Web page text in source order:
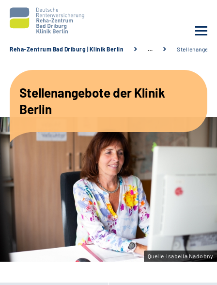
Unsere Angebote
Karriere
Leichte Sprache
Gebärdensprache
Reha-Zentrum Bad Driburg | Klinik Berlin …
Stellenangebote der Klinik
Berlin
Quelle:Isabella Nadobny